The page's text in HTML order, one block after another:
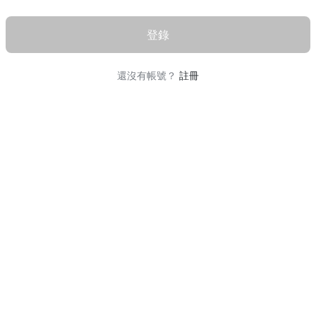
登錄
還沒有帳號？ 註冊